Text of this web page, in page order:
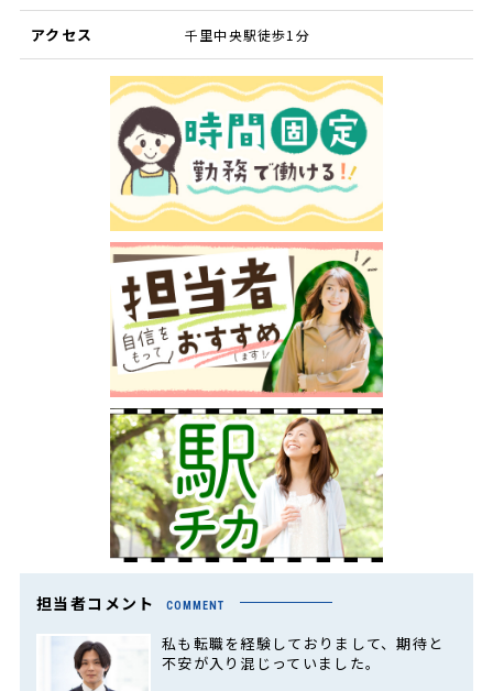
アクセス 千里中央駅徒歩1分
担当者コメント COMMENT
私も転職を経験しておりまして、期待と
不安が入り混じっていました。